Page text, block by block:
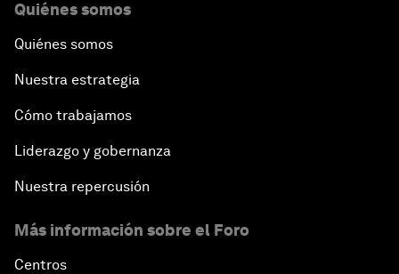
An Insight, An Idea with Yao Chen
The China Outlook
The Future of the Internet Economy
Welcome to the Annual Meeting of the New
Opening Plenary with Premier Li Keqiang
Quiénes somos
Quiénes somos
Nuestra estrategia
Cómo trabajamos
Liderazgo y gobernanza
Nuestra repercusión
Más información sobre el Foro
Centros